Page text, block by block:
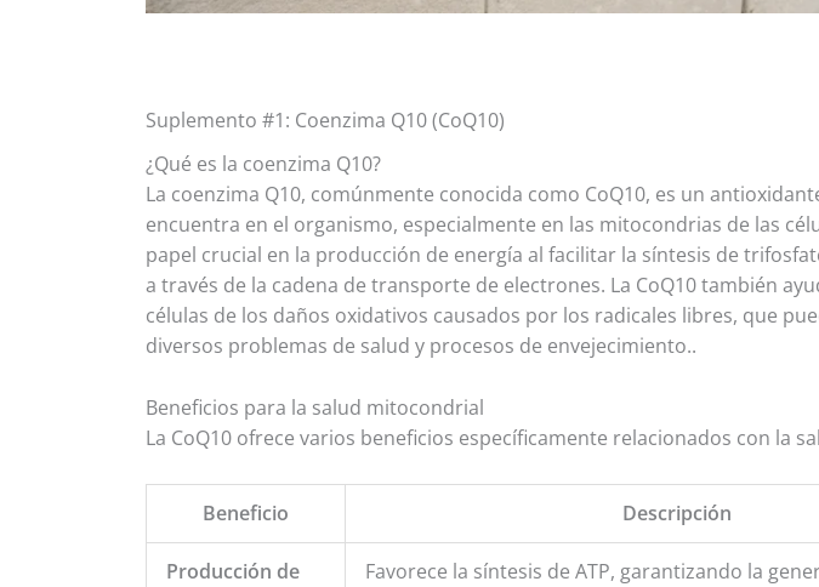
Suplemento #1: Coenzima Q10 (CoQ10)
¿Qué es la coenzima Q10?
La coenzima Q10, comúnmente conocida como CoQ10, es un
encuentra en el organismo, especialmente en las mitocondrias de las
papel crucial en la producción de energía al facilitar la síntesis de
a través de la cadena de transporte de electrones. La CoQ10 también
células de los daños oxidativos causados por los radicales libres, que
diversos problemas de salud y procesos de envejecimiento..
Beneficios para la salud mitocondrial
La CoQ10 ofrece varios beneficios específicamente relacionados con la
Beneficio Descripción
Producción de
Favorece la síntesis de ATP, garantizando la